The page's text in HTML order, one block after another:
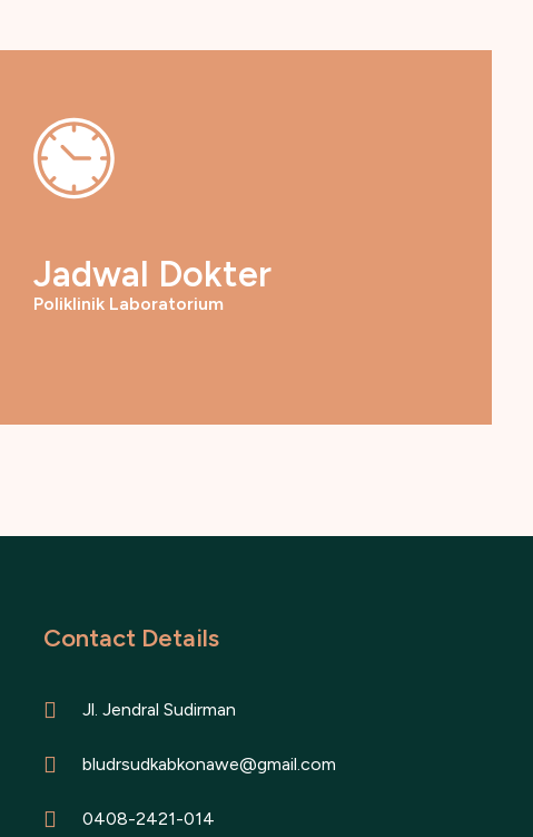
Jadwal Dokter
Poliklinik Laboratorium
Contact Details
Jl. Jendral Sudirman
bludrsudkabkonawe@gmail.com
0408-2421-014